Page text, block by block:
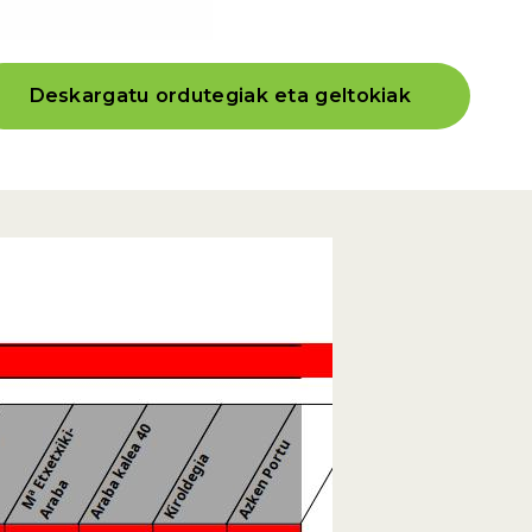
Deskargatu ordutegiak eta geltokiak